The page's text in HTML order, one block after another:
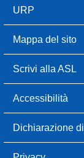
URP
Mappa del sito
Scrivi alla ASL
Accessibilità
Dichiarazione